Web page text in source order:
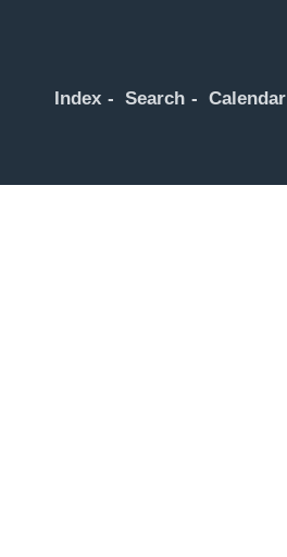
Index Search Calendar